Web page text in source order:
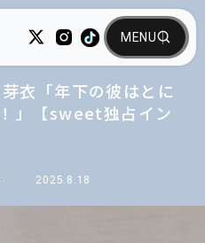
2025.8.18
衣「年下の彼はとに
」【sweet独占イン